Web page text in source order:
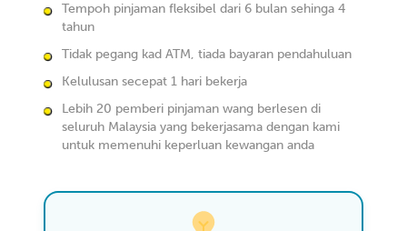
Tempoh pinjaman fleksibel dari 6 bulan sehinga 4
tahun
Tidak pegang kad ATM, tiada bayaran pendahuluan
Kelulusan secepat 1 hari bekerja
Lebih 20 pemberi pinjaman wang berlesen di
seluruh Malaysia yang bekerjasama dengan kami
untuk memenuhi keperluan kewangan anda